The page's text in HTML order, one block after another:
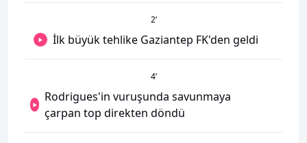
2’
İlk büyük tehlike Gaziantep FK'den geldi
4’
Rodrigues'in vuruşunda savunmaya
çarpan top direkten döndü